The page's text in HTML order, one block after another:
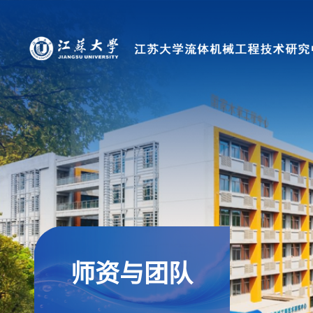
师资与团队